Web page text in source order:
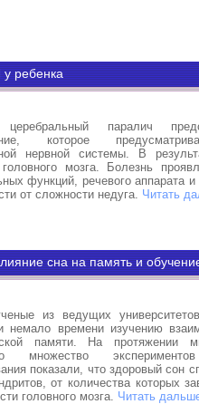
ребенка
церебральный паралич
которое
нервной системы. В
головного мозга. Болезнь
функций, речевого аппарата и
от сложности недуга. Читать
сна на память и
из ведущих
немало времени изучению
памяти. На протяжении
множество
показали, что здоровый сон
от количества которых
головного мозга. Читать